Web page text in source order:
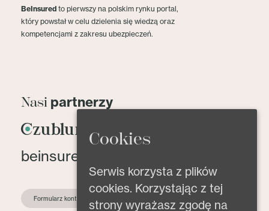
BeInsured to pierwszy na polskim rynku portal,
który powstał w celu dzielenia się wiedzą oraz
kompetencjami z zakresu ubezpieczeń.
Nasi partnerzy
beinsured@beinsured.pl
Formularz kontaktowy
Cookies
Serwis korzysta z plików
cookies. Korzystając z tej
strony wyrażasz zgodę na